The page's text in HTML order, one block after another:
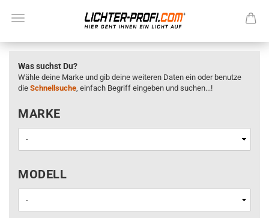
Was suchst Du?
Wähle deine Marke und gib deine weiteren Daten ein oder benutze
die Schnellsuche, einfach Begriff eingeben und suchen...!
MARKE
MARKE
MODELL
MODELL